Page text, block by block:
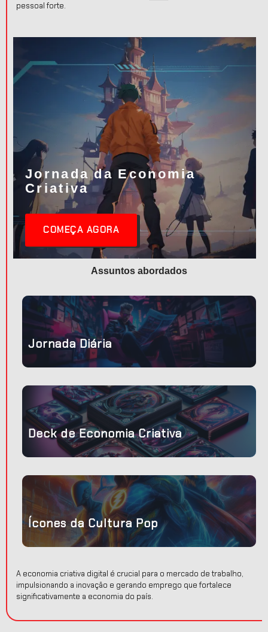
pessoal forte.
Jornada da Economia
Criativa
COMEÇA AGORA
Assuntos abordados
Jornada Diária
Deck de Economia Criativa
Ícones da Cultura Pop
A economia criativa digital é crucial para o mercado de trabalho,
impulsionando a inovação e gerando emprego que fortalece
significativamente a economia do país.